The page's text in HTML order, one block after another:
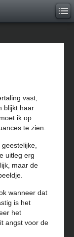
vast,
blijkt haar
ik op
te zien.
uitleg erg
maar de
wanneer dat
is het
het
angst voor de